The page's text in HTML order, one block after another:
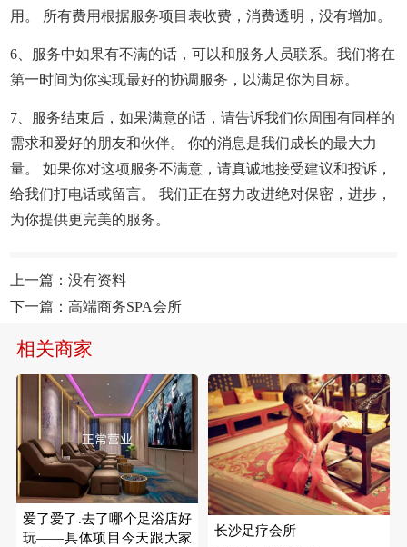
用。 所有费用根据服务项目表收费，消费透明，没有增加。
6、服务中如果有不满的话，可以和服务人员联系。我们将在
第一时间为你实现最好的协调服务，以满足你为目标。
7、服务结束后，如果满意的话，请告诉我们你周围有同样的
需求和爱好的朋友和伙伴。 你的消息是我们成长的最大力
量。 如果你对这项服务不满意，请真诚地接受建议和投诉，
给我们打电话或留言。 我们正在努力改进绝对保密，进步，
为你提供更完美的服务。
上一篇：没有资料
下一篇：高端商务SPA会所
相关商家
爱了爱了.去了哪个足浴店好
玩——具体项目今天跟大家
长沙足疗会所